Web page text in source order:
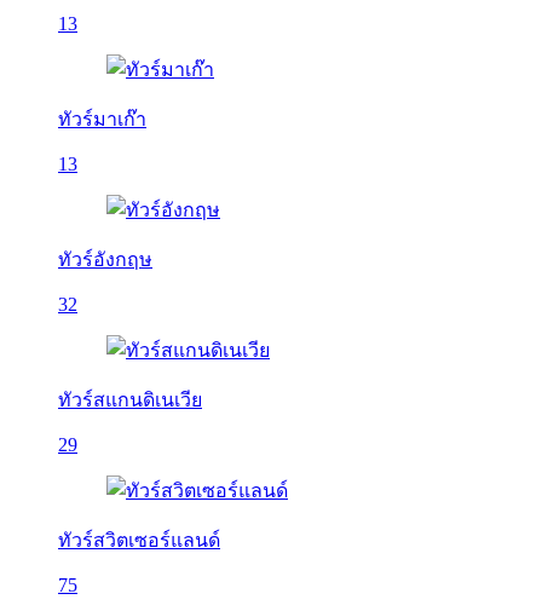
13
ทัวร์มาเก๊า
13
ทัวร์อังกฤษ
32
ทัวร์สแกนดิเนเวีย
29
ทัวร์สวิตเซอร์แลนด์
75